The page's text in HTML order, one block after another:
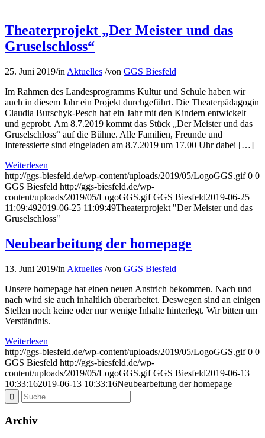
Theaterprojekt „Der Meister und das
Gruselschloss“
25. Juni 2019/in Aktuelles /von GGS Biesfeld
Im Rahmen des Landesprogramms Kultur und Schule haben wir
auch in diesem Jahr ein Projekt durchgeführt. Die Theaterpädagogin
Claudia Burschyk-Pesch hat ein Jahr mit den Kindern entwickelt
und geprobt. Am 8.7.2019 kommt das Stück „Der Meister und das
Gruselschloss“ auf die Bühne. Alle Familien, Freunde und
Interessierte sind eingeladen am 8.7.2019 um 17.00 Uhr dabei […]
Weiterlesen
http://ggs-biesfeld.de/wp-content/uploads/2019/05/LogoGGS.gif 0 0
GGS Biesfeld http://ggs-biesfeld.de/wp-
content/uploads/2019/05/LogoGGS.gif GGS Biesfeld2019-06-25
11:09:492019-06-25 11:09:49Theaterprojekt "Der Meister und das
Gruselschloss"
Neubearbeitung der homepage
13. Juni 2019/in Aktuelles /von GGS Biesfeld
Unsere homepage hat einen neuen Anstrich bekommen. Nach und
nach wird sie auch inhaltlich überarbeitet. Deswegen sind an einigen
Stellen noch keine oder nur wenige Inhalte hinterlegt. Wir bitten um
Verständnis.
Weiterlesen
http://ggs-biesfeld.de/wp-content/uploads/2019/05/LogoGGS.gif 0 0
GGS Biesfeld http://ggs-biesfeld.de/wp-
content/uploads/2019/05/LogoGGS.gif GGS Biesfeld2019-06-13
10:33:162019-06-13 10:33:16Neubearbeitung der homepage
Archiv